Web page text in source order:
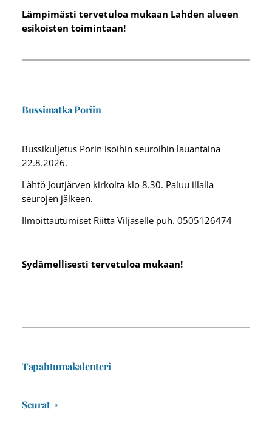
Lämpimästi tervetuloa mukaan Lahden alueen
esikoisten toimintaan!
Bussimatka Poriin
Bussikuljetus Porin isoihin seuroihin lauantaina
22.8.2026.
Lähtö Joutjärven kirkolta klo 8.30. Paluu illalla
seurojen jälkeen.
Ilmoittautumiset Riitta Viljaselle puh. 0505126474
Sydämellisesti tervetuloa mukaan!
Tapahtumakalenteri
Seurat